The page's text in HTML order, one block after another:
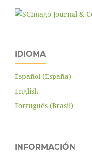
IDIOMA
Español (España)
English
Português (Brasil)
INFORMACIÓN